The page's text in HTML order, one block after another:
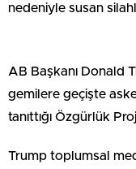
nedeniyle susan
AB Başkanı Donald
gemilere geçişte
tanıttığı Özgürlük
Trump toplumsal